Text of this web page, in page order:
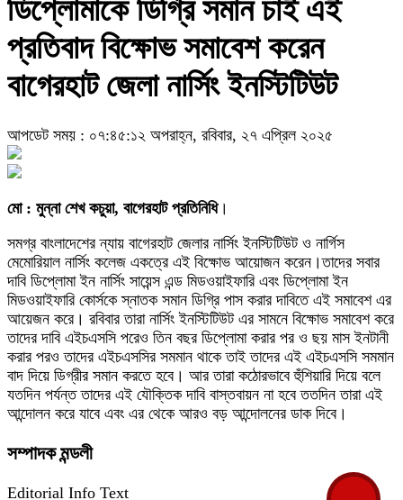
ডিপ্লোমাকে ডিগ্রি সমান চাই এই
প্রতিবাদ বিক্ষোভ সমাবেশ করেন
বাগেরহাট জেলা নার্সিং ইনস্টিটিউট
আপডেট সময় : ০৭:৪৫:১২ অপরাহ্ন, রবিবার, ২৭ এপ্রিল ২০২৫
মো : মুন্না শেখ কচুয়া, বাগেরহাট প্রতিনিধি।
সমগ্র বাংলাদেশের ন্যায় বাগেরহাট জেলার নার্সিং ইনস্টিটিউট ও নার্গিস
মেমোরিয়াল নার্সিং কলেজ একত্রে এই বিক্ষোভ আয়োজন করেন।তাদের সবার
দাবি ডিপ্লোমা ইন নার্সিং সায়েন্স এন্ড মিডওয়াইফারি এবং ডিপ্লোমা ইন
মিডওয়াইফারি কোর্সকে স্নাতক সমান ডিগ্রি পাস করার দাবিতে এই সমাবেশ এর
আয়েজন করে। রবিবার তারা নার্সিং ইনস্টিটিউট এর সামনে বিক্ষোভ সমাবেশ করে
তাদের দাবি এইচএসসি পরেও তিন বছর ডিপ্লোমা করার পর ও ছয় মাস ইনটানী
করার পরও তাদের এইচএসসির সমমান থাকে তাই তাদের এই এইচএসসি সমমান
বাদ দিয়ে ডিগ্রীর সমান করতে হবে। আর তারা কঠোরভাবে হুঁশিয়ারি দিয়ে বলে
যতদিন পর্যন্ত তাদের এই যৌক্তিক দাবি বাস্তবায়ন না হবে ততদিন তারা এই
আন্দোলন করে যাবে এবং এর থেকে আরও বড় আন্দোলনের ডাক দিবে।
সম্পাদক মন্ডলী
Editorial Info Text